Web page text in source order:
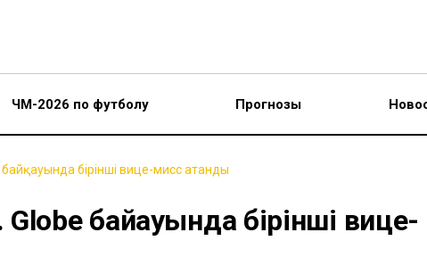
ЧМ-2026 по футболу Прогнозы
бірінші вице-мисс атанды
байқауында бірінші вице-